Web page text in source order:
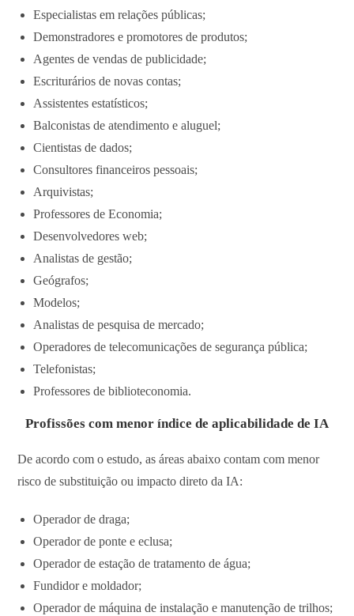
Especialistas em relações públicas;
Demonstradores e promotores de produtos;
Agentes de vendas de publicidade;
Escriturários de novas contas;
Assistentes estatísticos;
Balconistas de atendimento e aluguel;
Cientistas de dados;
Consultores financeiros pessoais;
Arquivistas;
Professores de Economia;
Desenvolvedores web;
Analistas de gestão;
Geógrafos;
Modelos;
Analistas de pesquisa de mercado;
Operadores de telecomunicações de segurança pública;
Telefonistas;
Professores de biblioteconomia.
Profissões com menor índice de aplicabilidade de IA
De acordo com o estudo, as áreas abaixo contam com menor
risco de substituição ou impacto direto da IA:
Operador de draga;
Operador de ponte e eclusa;
Operador de estação de tratamento de água;
Fundidor e moldador;
Operador de máquina de instalação e manutenção de trilhos;